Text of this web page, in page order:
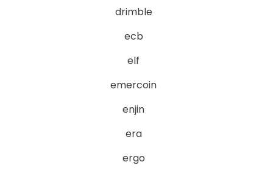
drimble
ecb
elf
emercoin
enjin
era
ergo